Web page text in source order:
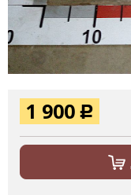
1 900 Р